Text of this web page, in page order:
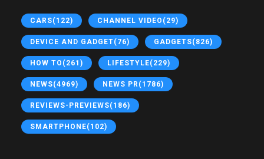
CARS(122) CHANNEL VIDEO (29)
DEVICE AND GADGET(76) GADGETS(826)
HOW TO (261) LIFESTYLE(229)
NEWS(4969) NEWS PR(1786)
REVIEWS-PREVIEWS(186)
SMARTPHONE(102)